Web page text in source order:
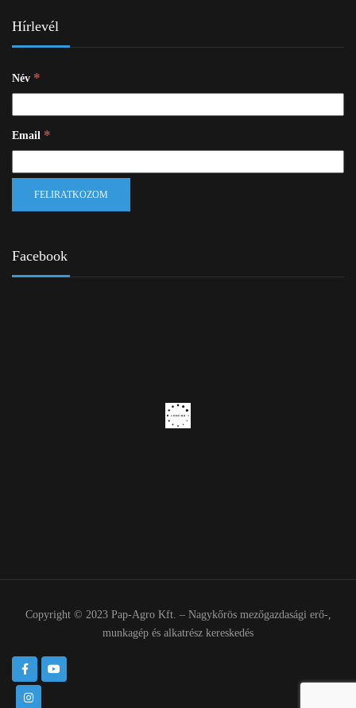
Hírlevél
Név *
Email *
Facebook
Copyright © 2023 Pap-Agro Kft. – Nagykőrös mezőgazdasági erő-,
munkagép és alkatrész kereskedés